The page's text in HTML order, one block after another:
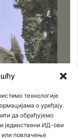
технологије
о уређају.
да обрађујемо
јединствени ИД-ови
или повлачење